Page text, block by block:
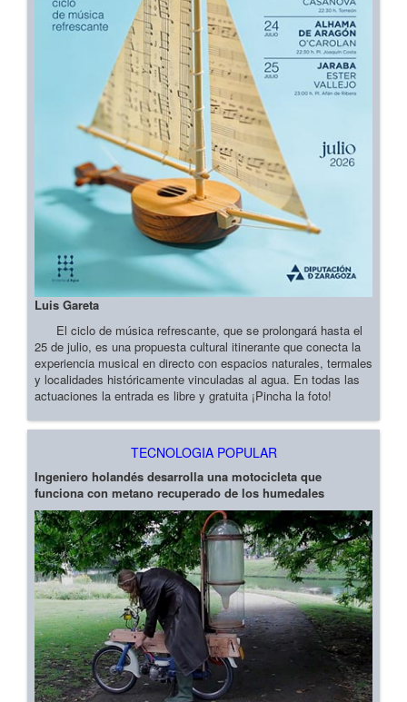
Luis Gareta
El ciclo de música refrescante, que se prolongará hasta el
25 de julio, es una propuesta cultural itinerante que conecta la
experiencia musical en directo con espacios naturales, termales
y localidades históricamente vinculadas al agua. En todas las
actuaciones la entrada es libre y gratuita ¡Pincha la foto!
TECNOLOGIA POPULAR
Ingeniero holandés desarrolla una motocicleta que
funciona con metano recuperado de los humedales